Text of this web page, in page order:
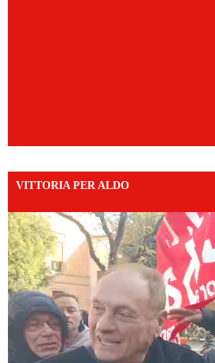
VITTORIA PER ALDO